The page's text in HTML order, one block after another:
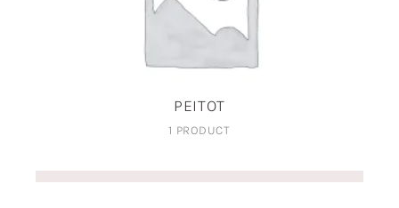
PEITOT
1 PRODUCT